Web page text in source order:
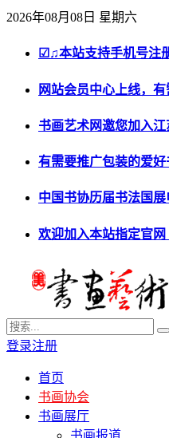
2026年08月08日 星期六
☑♫本站支持手机号注
网站会员中心上线，
书画艺术网邀您加入江
有需要推广包装的爱
中国书协历届书法国展
欢迎加入本站指定官网
登录注册
首页
书画协会
书画展厅
书画报道